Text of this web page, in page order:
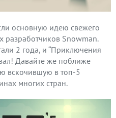
основную идею свежего
разработчиков Snowman.
2 года, и “Приключения
Давайте же поближе
вскочившую в топ-5
многих стран.